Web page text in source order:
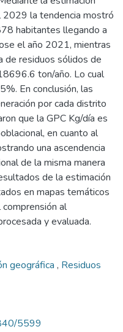
la tendencia mostró
habitantes llegando a
el año 2021, mientras
de residuos sólidos de
ton/año. Lo cual
En conclusión, las
por cada distrito
que la GPC Kg/día es
en cuanto al
una ascendencia
de la misma manera
de la estimación
en mapas temáticos
al
y evaluada.
geográfica , Residuos
5599